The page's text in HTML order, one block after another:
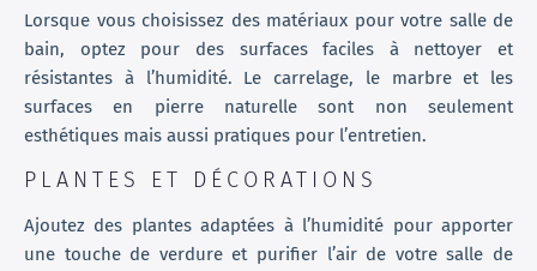
Lorsque vous choisissez des matériaux pour votre salle de
bain, optez pour des surfaces faciles à nettoyer et
résistantes à l’humidité. Le carrelage, le marbre et les
surfaces en pierre naturelle sont non seulement
esthétiques mais aussi pratiques pour l’entretien.
PLANTES ET DÉCORATIONS
Ajoutez des plantes adaptées à l’humidité pour apporter
une touche de verdure et purifier l’air de votre salle de